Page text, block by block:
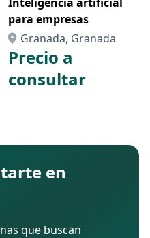
para empresas
Granada, Granada
Precio a
consultar
en
que buscan